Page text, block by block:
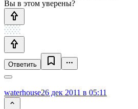
Вы в этом уверены?
Ответить
waterhouse26 дек 2011 в 05:11